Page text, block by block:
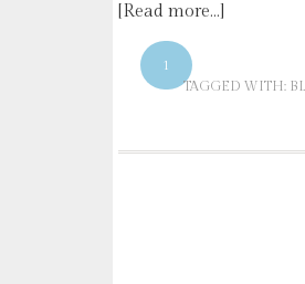
[Read more…]
1
TAGGED WITH: